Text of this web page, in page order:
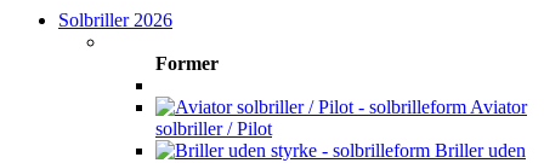
Solbriller 2026
Former
Aviator
solbriller / Pilot
Briller uden